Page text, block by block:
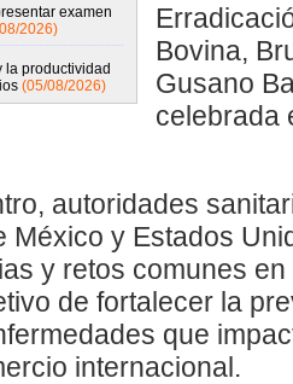
examen
2026)
la productividad
(05/08/2026)
Bovina,
Gusano
celebrada
autoridades
México y Estados
y retos comunes
de fortalecer la
que
internacional.